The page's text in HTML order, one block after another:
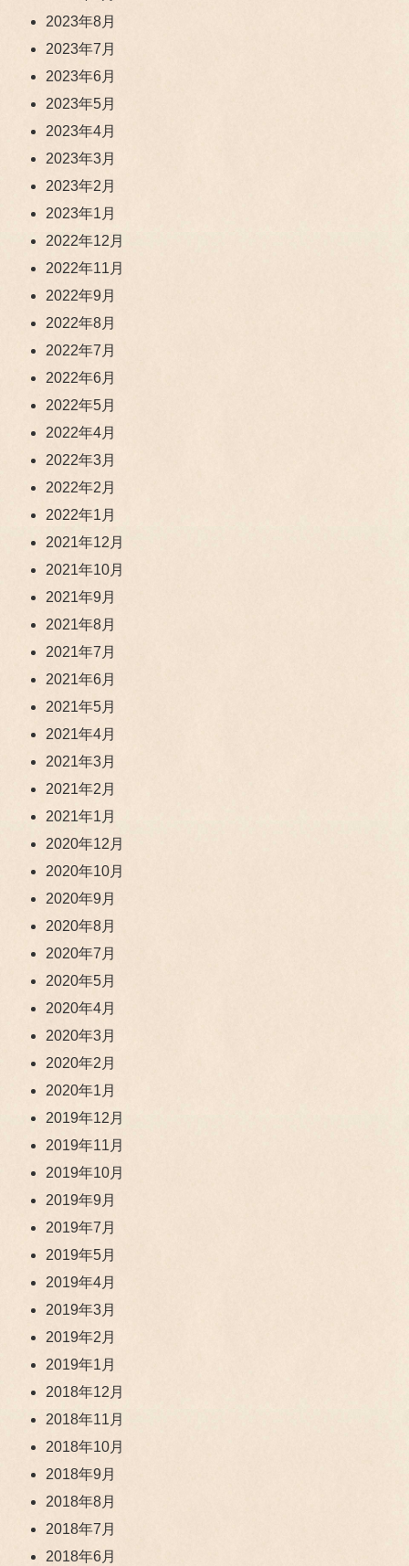
2023年8月
2023年7月
2023年6月
2023年5月
2023年4月
2023年3月
2023年2月
2023年1月
2022年12月
2022年11月
2022年9月
2022年8月
2022年7月
2022年6月
2022年5月
2022年4月
2022年3月
2022年2月
2022年1月
2021年12月
2021年10月
2021年9月
2021年8月
2021年7月
2021年6月
2021年5月
2021年4月
2021年3月
2021年2月
2021年1月
2020年12月
2020年10月
2020年9月
2020年8月
2020年7月
2020年5月
2020年4月
2020年3月
2020年2月
2020年1月
2019年12月
2019年11月
2019年10月
2019年9月
2019年7月
2019年5月
2019年4月
2019年3月
2019年2月
2019年1月
2018年12月
2018年11月
2018年10月
2018年9月
2018年8月
2018年7月
2018年6月